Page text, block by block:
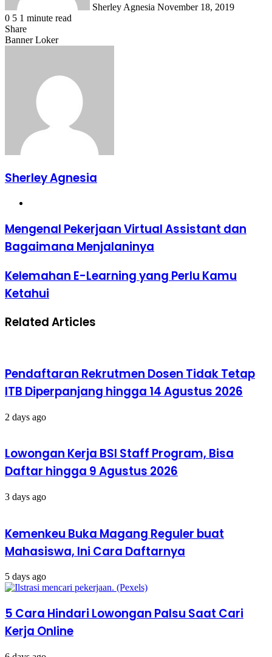
Sherley Agnesia November 18, 2019
0 5 1 minute read
Share
Facebook
X
LinkedIn
WhatsApp
Share
Banner Loker
Sherley Agnesia
Mengenal
Pekerjaan
Virtual
Bagaimana
Menjalaninya
Mengenal Pekerjaan Virtual Assistant dan
Bagaimana Menjalaninya
Kelemahan
E-
Learning
Perlu
Kamu
Kelemahan E-Learning yang Perlu Kamu
Ketahui
Related Articles
Pendaftaran Rekrutmen Dosen Tidak Tetap
ITB Diperpanjang hingga 14 Agustus 2026
2 days ago
Lowongan Kerja BSI Staff Program, Bisa
Daftar hingga 9 Agustus 2026
3 days ago
Kemenkeu Buka Magang Reguler buat
Mahasiswa, Ini Cara Daftarnya
5 days ago
5 Cara Hindari Lowongan Palsu Saat Cari
Kerja Online